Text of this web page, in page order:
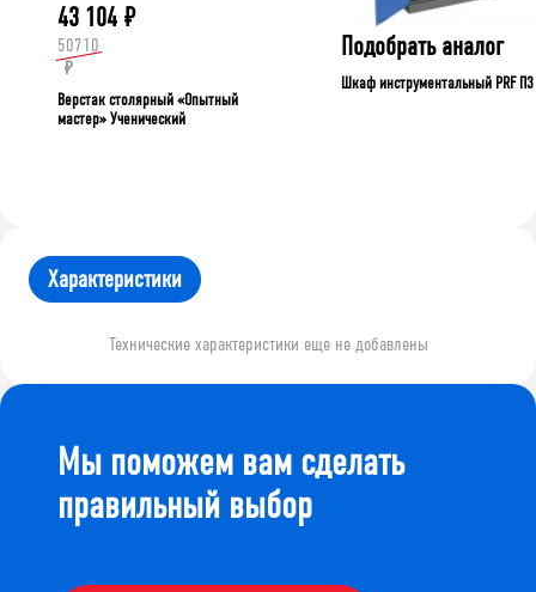
43 104 ₽
50710
₽
Верстак столярный «Опытный
мастер» Ученический
Подобрать аналог
Шкаф инструментальный PRF П3
Характеристики
Технические характеристики еще не добавлены
Мы поможем вам сделать
правильный выбор